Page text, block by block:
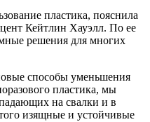
пластика, пояснила
Кейтлин Хауэлл. По ее
решения для многих
способы уменьшения
пластика, мы
на свалки и в
изящные и устойчивые